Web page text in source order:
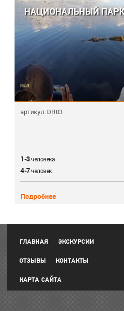
НАЦИОНАЛЬНЫЙ
артикул: DR03
1-3человека
4-7человек
Подробнее
ГЛАВНАЯ ЭКСКУРСИИ
ОТЗЫВЫ КОНТАКТЫ
КАРТА САЙТА